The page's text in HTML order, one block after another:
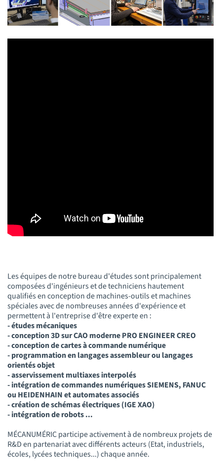
Les équipes de notre bureau d'études sont principalement
composées d'ingénieurs et de techniciens hautement
qualifiés en conception de machines-outils et machines
spéciales avec de nombreuses années d'expérience et
permettent à l'entreprise d'être experte en :
- études mécaniques
- conception 3D sur CAO moderne PRO ENGINEER CREO
- conception de cartes à commande numérique
- programmation en langages assembleur ou langages
orientés objet
- asservissement multiaxes interpolés
- intégration de commandes numériques SIEMENS, FANUC
ou HEIDENHAIN et automates associés
- création de schémas électriques (IGE XAO)
- intégration de robots ...
MÉCANUMÉRIC participe activement à de nombreux projets de
R&D en partenariat avec différents acteurs (Etat, industriels,
écoles, lycées techniques...) chaque année.